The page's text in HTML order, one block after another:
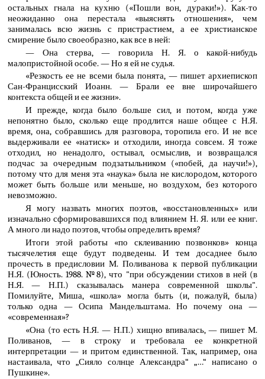
остальных гнала на кухню («Пошли вон, дураки!»). Как-то
неожиданно она перестала «выяснять отношения», чем
занималась всю жизнь с пристрастием, а ее христианское
смирение было своеобразно, как все в ней:
— Она стерва, — говорила Н. Я. о какой-нибудь
малопристойной особе. — Но я ей не судья.
«Резкость ее не всеми была понята, — пишет архиепископ
Сан-Францисский Иоанн. — Брали ее вне широчайшего
контекста общей и ее жизни».
И прежде, когда было больше сил, и потом, когда уже
непонятно было, сколько еще продлится наше общее с Н.Я.
время, она, собравшись для разговора, торопила его. И не все
выдерживали ее «натиск» и отходили, иногда совсем. Я тоже
отходил, но ненадолго, остывал, осмыслив, и возвращался
подчас за очередным подзатыльником («побей, да научи!»),
потому что для меня эта «наука» была не кислородом, которого
может быть больше или меньше, но воздухом, без которого
невозможно.
Я могу назвать многих поэтов, «восстановленных» или
изначально сформировавшихся под влиянием Н. Я. или ее книг.
А много ли надо поэтов, чтобы определить время?
Итоги этой работы «по склеиванию позвонков» конца
тысячелетия еще будут подведены. И тем досаднее было
прочесть в предисловии М. Поливанова к первой публикации
Н.Я. (Юность. 1988. №8), что "при обсуждении стихов в ней (в
Н.Я. — Н.П.) сказывалась манера современной школы".
Помилуйте, Миша, «школа» могла быть (и, пожалуй, была)
только одна — Осипа Мандельштама. Но почему она —
«современная»?
«Она (то есть Н.Я. — Н.П.) хищно впивалась, — пишет М.
Поливанов, — в строку и требовала ее конкретной
интерпретации — и притом единственной. Так, например, она
настаивала, что „Сияло солнце Александра“ „…“ написано о
Пушкине».